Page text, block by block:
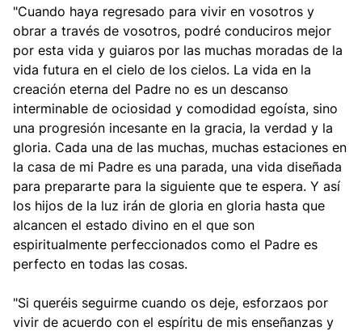
"Cuando haya regresado para vivir en vosotros y
obrar a través de vosotros, podré conduciros mejor
por esta vida y guiaros por las muchas moradas de la
vida futura en el cielo de los cielos. La vida en la
creación eterna del Padre no es un descanso
interminable de ociosidad y comodidad egoísta, sino
una progresión incesante en la gracia, la verdad y la
gloria. Cada una de las muchas, muchas estaciones en
la casa de mi Padre es una parada, una vida diseñada
para prepararte para la siguiente que te espera. Y así
los hijos de la luz irán de gloria en gloria hasta que
alcancen el estado divino en el que son
espiritualmente perfeccionados como el Padre es
perfecto en todas las cosas.
"Si queréis seguirme cuando os deje, esforzaos por
vivir de acuerdo con el espíritu de mis enseñanzas y